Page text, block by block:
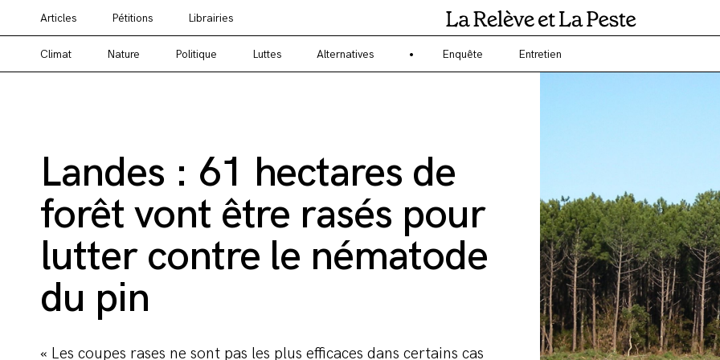
Vous cherchez un média alternatif ? Un média engagé sur l'écologie et l'environnement ? La Relève et la Peste est un
Articles Pétitions Librairies
Climat Nature Politique Luttes Alternatives Enquête Entretien
Landes : 61 hectares de
forêt vont être rasés pour
lutter contre le nématode
du pin
« Les coupes rases ne sont pas les plus efficaces dans certains cas